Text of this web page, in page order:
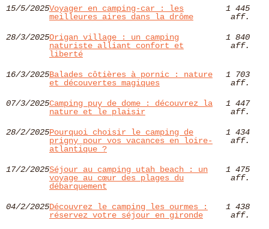
15/5/2025Voyager en camping-car : les
meilleures aires dans la drôme
1 445
aff.
28/3/2025Origan village : un camping
naturiste alliant confort et
liberté
1 840
aff.
16/3/2025Balades côtières à pornic : nature
et découvertes magiques
1 703
aff.
07/3/2025Camping puy de dome : découvrez la
nature et le plaisir
1 447
aff.
28/2/2025Pourquoi choisir le camping de
prigny pour vos vacances en loire-
atlantique ?
1 434
aff.
17/2/2025Séjour au camping utah beach : un
voyage au cœur des plages du
débarquement
1 475
aff.
04/2/2025Découvrez le camping les ourmes :
réservez votre séjour en gironde
1 438
aff.